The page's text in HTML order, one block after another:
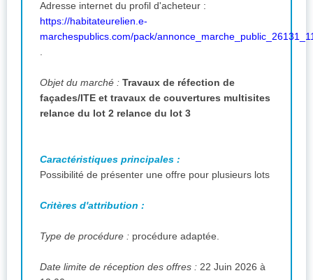
Adresse internet du profil d'acheteur :
https://habitateurelien.e-
marchespublics.com/pack/
Objet du marché : Travaux de réfection de
façades/ITE et travaux de couvertures multisites
relance du lot 2 relance du lot 3
Caractéristiques principales :
Possibilité de présenter une offre pour plusieurs lots
Critères d'attribution :
Type de procédure : procédure adaptée.
Date limite de réception des offres : 22 Juin 2026 à